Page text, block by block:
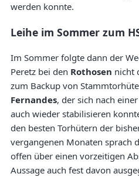
werden konnte.
Leihe im Sommer zum
Im Sommer folgte dann der
Peretz bei den Rothosen nicht
zum Backup von
Fernandes, der sich nach
auch wieder stabilisieren
den besten Torhütern der
vergangenen Monaten sprach
offen über einen vorzeitigen
Aussage auch fest davon